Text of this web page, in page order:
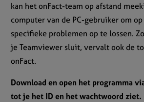
kan het onFact-team op afstand
computer van de PC-gebruiker om
specifieke problemen op te lossen.
je Teamviewer sluit, vervalt ook de
onFact.
Download en open het programma
tot je het ID en het wachtwoord ziet.